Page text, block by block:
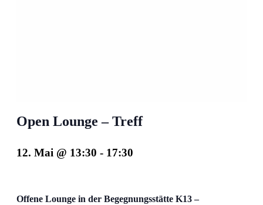
Open Lounge – Treff
12. Mai @ 13:30 - 17:30
Offene Lounge in der Begegnungsstätte K13 –